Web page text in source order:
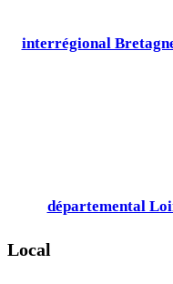
interrégional
départemental
Local